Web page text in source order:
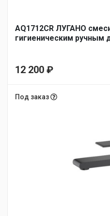
AQ1712CR ЛУГАНО
гигиеническим ручным
12 200 ₽
Под заказ